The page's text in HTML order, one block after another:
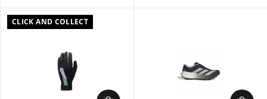
CLICK AND COLLECT